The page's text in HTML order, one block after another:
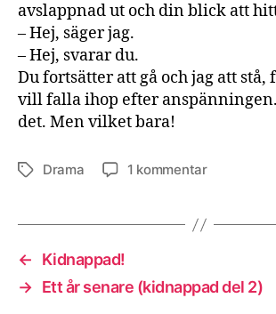
avslappnad ut och din blick att
– Hej, säger jag.
– Hej, svarar du.
Du fortsätter att gå och jag att
vill falla ihop efter
det. Men vilket bara!
Etiketter
Drama 1 kommentartill
fisk
←
Kidnappad!
→ Ett år senare (kidnappad del 2)